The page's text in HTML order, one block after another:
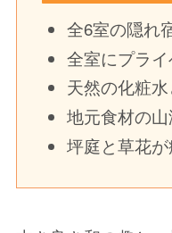
全6室の隠れ
全室にプラ
天然の化粧
地元食材の
坪庭と草花